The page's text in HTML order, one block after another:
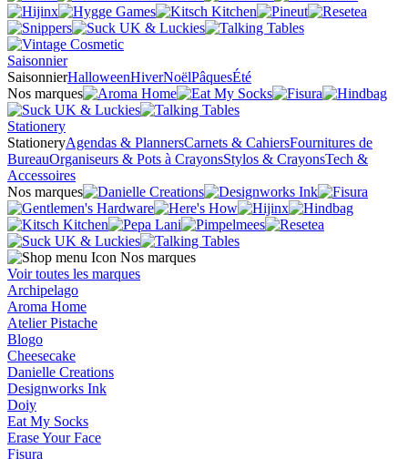
Saisonnier
SaisonnierHalloweenHiverNoëlPâquesÉté
Nos marques
Stationery
StationeryAgendas & PlannersCarnets & CahiersFournitures de
BureauOrganiseurs & Pots à CrayonsStylos & CrayonsTech &
Accessoires
Nos marques
Nos marques
Voir toutes les marques
Archipelago
Aroma Home
Atelier Pistache
Blogo
Cheesecake
Danielle Creations
Designworks Ink
Doiy
Eat My Socks
Erase Your Face
Fisura